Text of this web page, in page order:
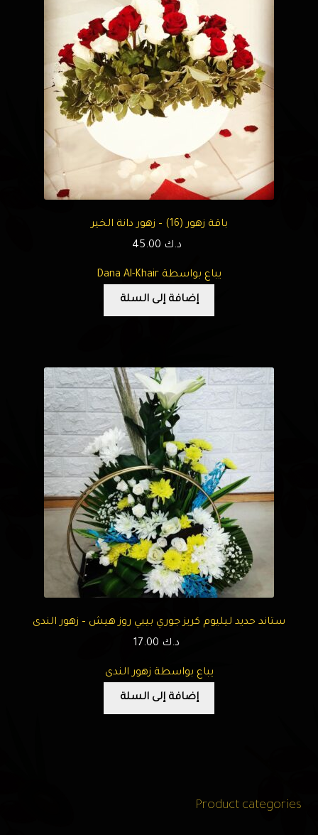
باقة زهور (16) – زهور دانة الخير
د.ك
يباع بواسطة Dana Al-Khair
إضافة إلى السلة
ستاند حديد ليليوم كريز جوري بيبي روز هيش – زهور الندى
د.ك
يباع بواسطة زهور الندى
إضافة إلى السلة
Product categories